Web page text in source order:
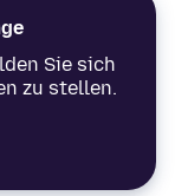
Sie sich
zu stellen.